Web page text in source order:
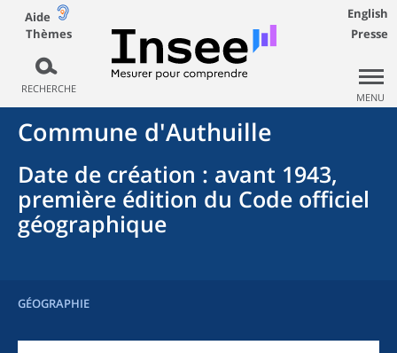
Aide
Thèmes
RECHERCHE
English
Presse
MENU
Commune d'Authuille
Date de création : avant 1943,
première édition du Code officiel
géographique
GÉOGRAPHIE